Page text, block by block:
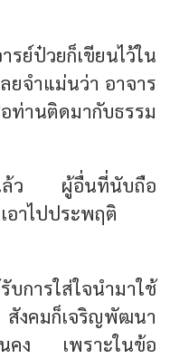
ป๋วยก็เขียนไว้ใน
ยจำแม่นว่า อาจาร
ท่านติดมากับธรรม
แล้ว ผู้อื่นที่นับถือ
อาไปประพฤติ
ารใส่ใจนำมาใช้
งคมก็เจริญพัฒนา
คง เพราะในข้อ